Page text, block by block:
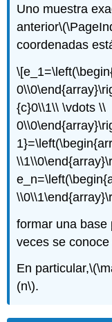
Uno muestra
anterior
coordenadas
{c}0\\1\\ \vdots \\
formar una base
veces se
En particular,
(n\).